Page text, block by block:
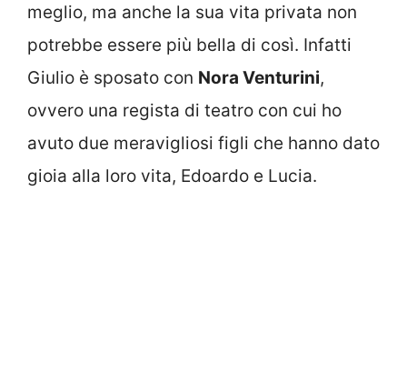
meglio, ma anche la sua vita privata non
potrebbe essere più bella di così. Infatti
Giulio è sposato con Nora Venturini,
ovvero una regista di teatro con cui ho
avuto due meravigliosi figli che hanno dato
gioia alla loro vita, Edoardo e Lucia.